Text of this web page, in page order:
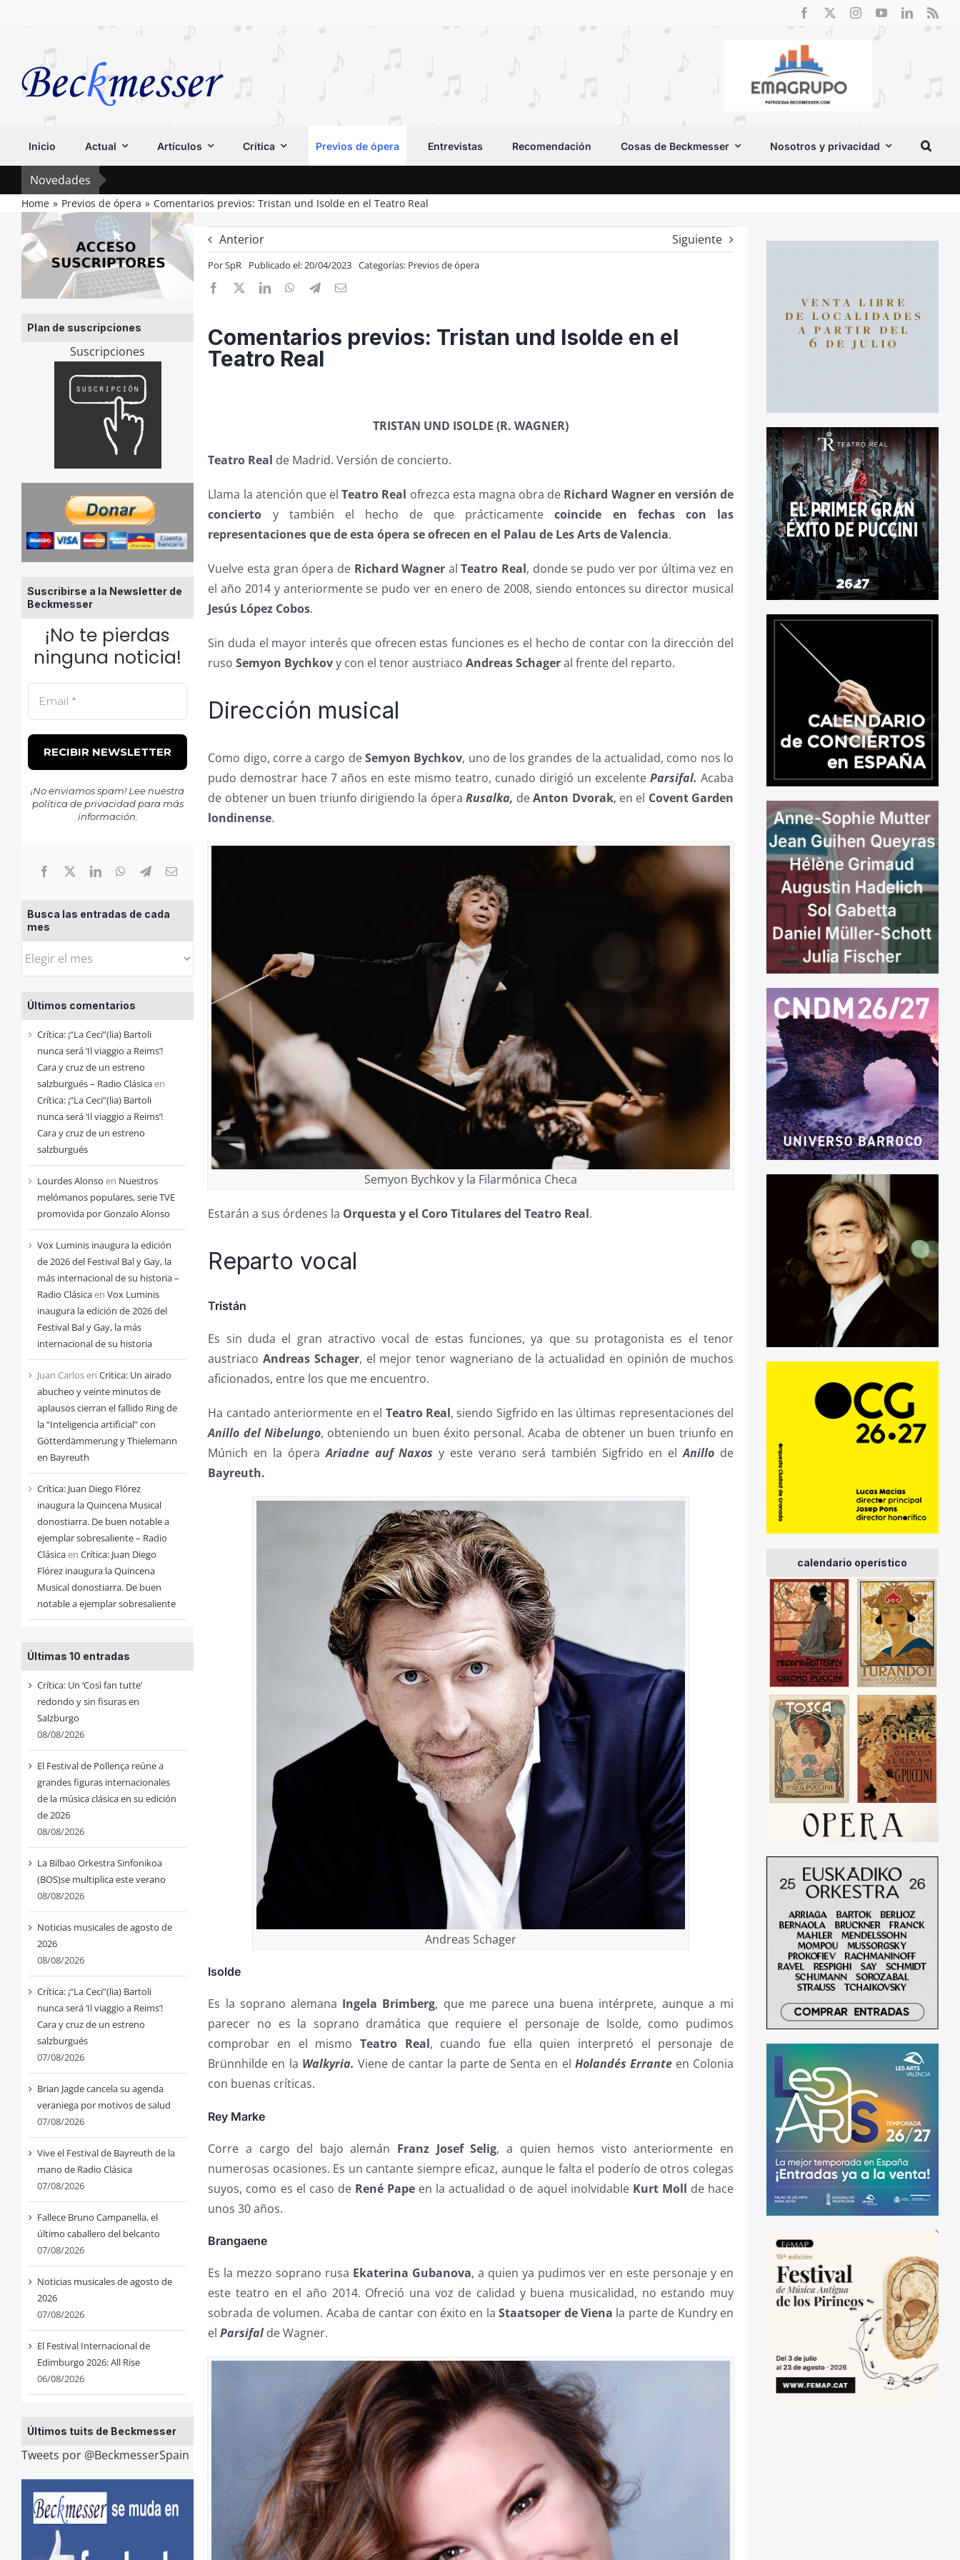
Inicio Actual Artículos Crítica Previos de ópera Entrevistas Recomendación Cosas de Beckmesser Nosotros y privacidad
Novedades
Home Previos de ópera Comentarios previos: Tristan und Isolde en el Teatro Real
Plan de suscripciones
Suscripciones
Suscribirse a la Newsletter de
Beckmesser
¡No te pierdas
ninguna noticia!
¡No enviamos spam! Lee nuestra
política de privacidadpara más
información.
Busca las entradas de cada
mes
Busca
entradas
de
cada
mes
Últimos comentarios
Crítica: ¡“La Ceci”(lia) Bartoli
nunca será ‘Il viaggio a Reims’!
Cara y cruz de un estreno
salzburgués – Radio Clásicaen
Crítica: ¡“La Ceci”(lia) Bartoli
nunca será ‘Il viaggio a Reims’!
Cara y cruz de un estreno
salzburgués
Lourdes Alonso en Nuestros
melómanos populares, serie TVE
promovida por Gonzalo Alonso
Vox Luminis inaugura la edición
de 2026 del Festival Bal y Gay, la
más internacional de su historia –
Radio Clásicaen Vox Luminis
inaugura la edición de 2026 del
Festival Bal y Gay, la más
internacional de su historia
Juan Carlosen Critica: Un airado
abucheo y veinte minutos de
aplausos cierran el fallido Ring de
la “Inteligencia artificial” con
Götterdämmerung y Thielemann
en Bayreuth
Crítica: Juan Diego Flórez
inaugura la Quincena Musical
donostiarra. De buen notable a
ejemplar sobresaliente – Radio
Clásicaen Crítica: Juan Diego
Flórez inaugura la Quincena
Musical donostiarra. De buen
notable a ejemplar sobresaliente
Últimas 10 entradas
Crítica: Un ‘Così fan tutte’
redondo y sin fisuras en
Salzburgo
08/08/2026
El Festival de Pollença reúne a
grandes figuras internacionales
de la música clásica en su edición
de 2026
08/08/2026
La Bilbao Orkestra Sinfonikoa
(BOS)se multiplica este verano
08/08/2026
Noticias musicales de agosto de
2026
08/08/2026
Crítica: ¡“La Ceci”(lia) Bartoli
nunca será ‘Il viaggio a Reims’!
Cara y cruz de un estreno
salzburgués
07/08/2026
Brian Jagde cancela su agenda
veraniega por motivos de salud
07/08/2026
Vive el Festival de Bayreuth de la
mano de Radio Clásica
07/08/2026
Fallece Bruno Campanella, el
último caballero del belcanto
07/08/2026
Noticias musicales de agosto de
2026
07/08/2026
El Festival Internacional de
Edimburgo 2026: All Rise
06/08/2026
Últimos tuits de Beckmesser
Tweets por @BeckmesserSpain
Anterior Siguiente
PorSpR Publicado el: 20/04/2023 Categorías: Previos de ópera
Comentarios previos: Tristan und Isolde en el
Teatro Real
TRISTAN UND ISOLDE (R. WAGNER)
Teatro Real de Madrid. Versión de concierto.
Llama la atención que elTeatro Real ofrezca esta magna obra de Richard Wagner en versión de
concierto y también el hecho de que prácticamentecoincide en fechas con las
representaciones que de esta ópera se ofrecen en el Palau de Les Arts de Valencia.
Vuelve esta gran ópera de Richard Wagner alTeatro Real, donde se pudo ver por última vez en
el año 2014 y anteriormente se pudo ver en enero de 2008, siendo entonces su director musical
Jesús López Cobos.
Sin duda el mayor interés que ofrecen estas funciones es el hecho de contar con la dirección del
rusoSemyon Bychkovy con el tenor austriacoAndreas Schageral frente del reparto.
Dirección musical
Como digo, corre a cargo deSemyon Bychkov, uno de los grandes de la actualidad, como nos lo
pudo demostrar hace 7 años en este mismo teatro, cunado dirigió un excelente Parsifal. Acaba
de obtener un buen triunfo dirigiendo la ópera Rusalka, deAnton Dvorak, en el Covent Garden
londinense.
Semyon Bychkov y la Filarmónica Checa
Estarán a sus órdenes la Orquesta y el Coro Titulares del Teatro Real.
Reparto vocal
Tristán
Es sin duda el gran atractivo vocal de estas funciones, ya que su protagonista es el tenor
austriacoAndreas Schager, el mejor tenor wagneriano de la actualidad en opinión de muchos
aficionados, entre los que me encuentro.
Ha cantado anteriormente en el Teatro Real, siendo Sigfrido en las últimas representaciones del
Anillo del Nibelungo, obteniendo un buen éxito personal. Acaba de obtener un buen triunfo en
Múnich en la óperaAriadne auf Naxos y este verano será también Sigfrido en elAnillo de
Bayreuth.
Andreas Schager
Isolde
Es la soprano alemana Ingela Brimberg, que me parece una buena intérprete, aunque a mi
parecer no es la soprano dramática que requiere el personaje de Isolde, como pudimos
comprobar en el mismoTeatro Real, cuando fue ella quien interpretó el personaje de
Brünnhilde en la Walkyria. Viene de cantar la parte de Senta en el Holandés Erranteen Colonia
con buenas críticas.
Rey Marke
Corre a cargo del bajo alemán Franz Josef Selig, a quien hemos visto anteriormente en
numerosas ocasiones. Es un cantante siempre eficaz, aunque le falta el poderío de otros colegas
suyos, como es el caso de René Pape en la actualidad o de aquel inolvidable Kurt Moll de hace
unos 30 años.
Brangaene
Es la mezzo soprano rusa Ekaterina Gubanova, a quien ya pudimos ver en este personaje y en
este teatro en el año 2014. Ofreció una voz de calidad y buena musicalidad, no estando muy
sobrada de volumen. Acaba de cantar con éxito en laStaatsoper de Viena la parte de Kundry en
elParsifal de Wagner.
calendario operístico